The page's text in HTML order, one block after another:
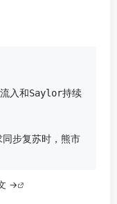
流入和Saylor持续
步复苏时，熊市
→